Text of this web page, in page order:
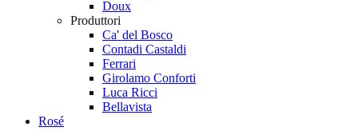
Doux
Produttori
Ca' del Bosco
Contadi Castaldi
Ferrari
Girolamo Conforti
Luca Ricci
Bellavista
Rosé